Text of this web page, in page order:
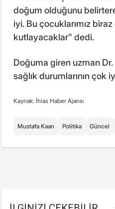
doğum olduğunu
iyi. Bu çocuklarımız
kutlayacaklar" dedi.
Doğuma giren uzman
sağlık durumlarının çok
Kaynak: İhlas Haber Ajansı
Mustafa Kaan Politika Güncel